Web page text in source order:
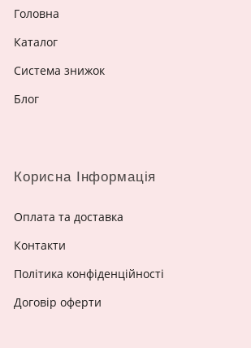
Головна
Каталог
Система знижок
Блог
Корисна Інформація
Оплата та доставка
Контакти
Політика конфіденційності
Договір оферти